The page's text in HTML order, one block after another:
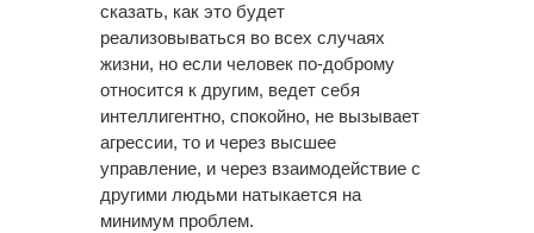
сказать, как это будет
реализовываться во всех случаях
жизни, но если человек по-доброму
относится к другим, ведет себя
интеллигентно, спокойно, не вызывает
агрессии, то и через высшее
управление, и через взаимодействие с
другими людьми натыкается на
минимум проблем.